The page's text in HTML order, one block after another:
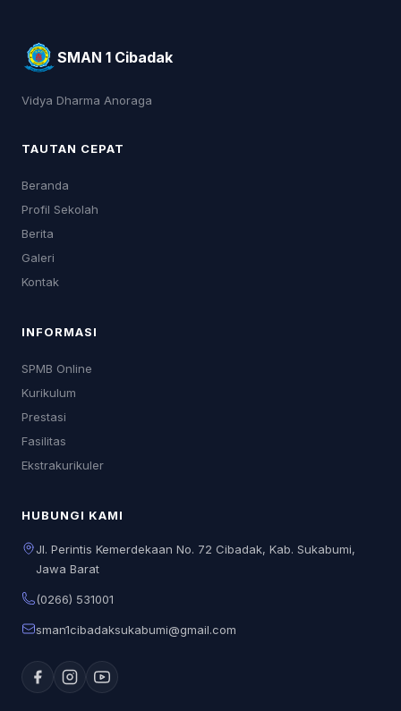
SMAN 1 Cibadak
Vidya Dharma Anoraga
TAUTAN CEPAT
Beranda
Profil Sekolah
Berita
Galeri
Kontak
INFORMASI
SPMB Online
Kurikulum
Prestasi
Fasilitas
Ekstrakurikuler
HUBUNGI KAMI
Jl. Perintis Kemerdekaan No. 72 Cibadak, Kab. Sukabumi,
Jawa Barat
(0266) 531001
sman1cibadaksukabumi@gmail.com